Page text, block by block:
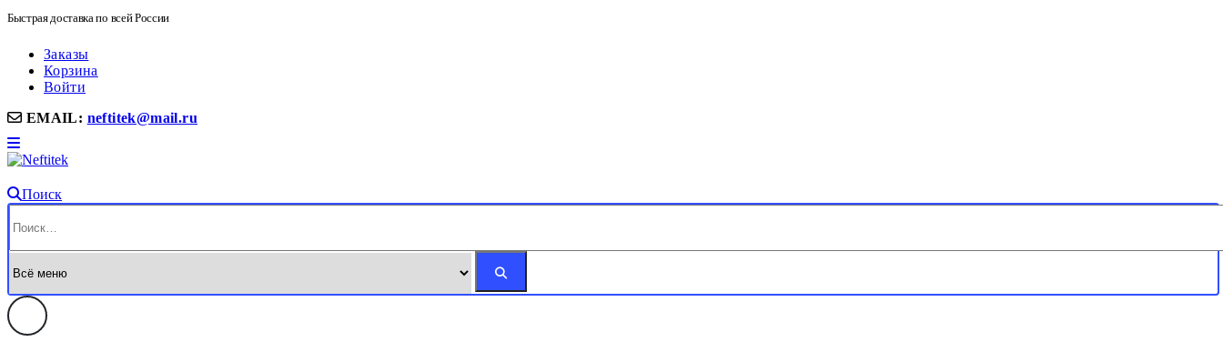
Быстрая доставка по всей России
Заказы
Корзина
Войти
EMAIL: neftitek@mail.ru
Поиск